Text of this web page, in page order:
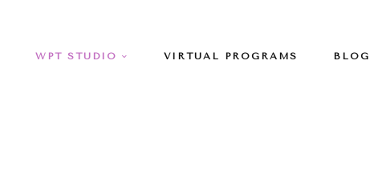
WPT STUDIO VIRTUAL PROGRAMS BLOG